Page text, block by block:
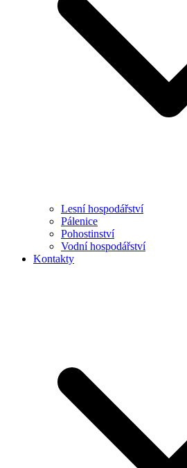
Lesní hospodářství
Pálenice
Pohostinství
Vodní hospodářství
Kontakty